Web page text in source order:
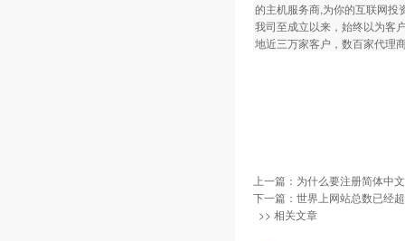
的主机服务商,为你的互联网投
我司至成立以来，始终以为客
地近三万家客户，数百家代理
上一篇： 为什么要注册简体中
下一篇： 世界上网站总数已经
>> 相关文章